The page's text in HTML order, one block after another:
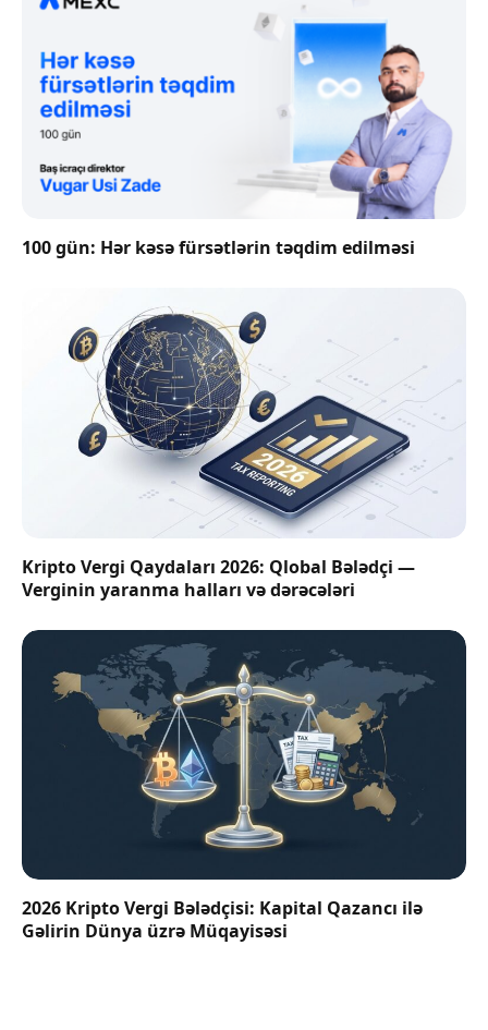
100 gün: Hər kəsə fürsətlərin təqdim edilməsi
Kripto Vergi Qaydaları 2026: Qlobal Bələdçi —
Verginin yaranma halları və dərəcələri
2026 Kripto Vergi Bələdçisi: Kapital Qazancı ilə
Gəlirin Dünya üzrə Müqayisəsi